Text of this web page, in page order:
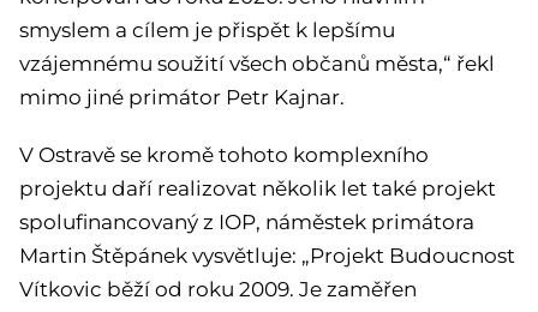
smyslem a cílem je přispět k lepšímu
vzájemnému soužití všech občanů města,“ řekl
mimo jiné primátor Petr Kajnar.
V Ostravě se kromě tohoto komplexního
projektu daří realizovat několik let také projekt
spolufinancovaný z IOP, náměstek primátora
Martin Štěpánek vysvětluje: „Projekt Budoucnost
Vítkovic běží od roku 2009. Je zaměřen